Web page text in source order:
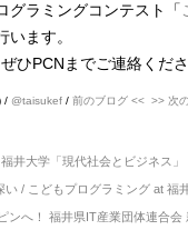
グラミングコンテスト「
ます。
ひPCNまでご連絡くださ
/ @taisukef / 前のブログ << >> 次
井大学「現代社会とビジネス」
/ こどもプログラミング at 福
ンへ！ 福井県IT産業団体連合会